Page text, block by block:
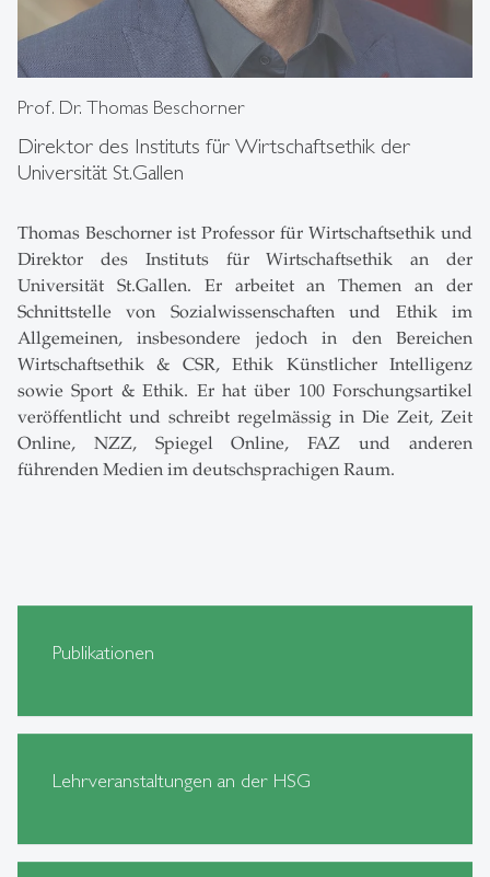
Prof. Dr. Thomas Beschorner
Direktor des Instituts für Wirtschaftsethik der
Universität St.Gallen
Thomas Beschorner ist Professor für Wirtschaftsethik und
Direktor des Instituts für Wirtschaftsethik an der
Universität St.Gallen. Er arbeitet an Themen an der
Schnittstelle von Sozialwissenschaften und Ethik im
Allgemeinen, insbesondere jedoch in den Bereichen
Wirtschaftsethik & CSR, Ethik Künstlicher Intelligenz
sowie Sport & Ethik. Er hat über 100 Forschungsartikel
veröffentlicht und schreibt regelmässig in Die Zeit, Zeit
Online, NZZ, Spiegel Online, FAZ und anderen
führenden Medien im deutschsprachigen Raum.
Publikationen
Lehrveranstaltungen an der HSG